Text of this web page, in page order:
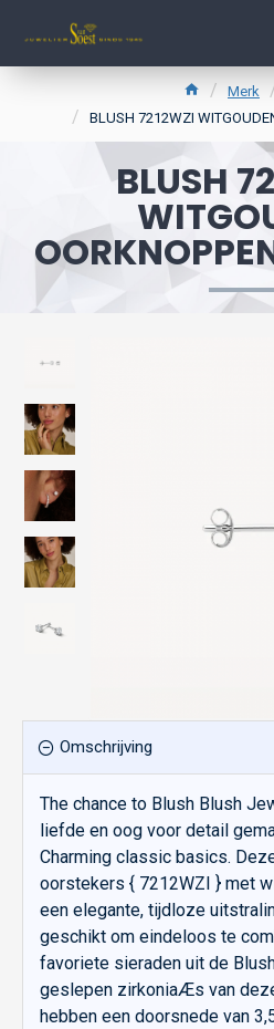
Merk
BLUSH 7212WZI
BLUSH
Omschrijving
The chance to Blush Blush
liefde en oog voor detail
Charming classic basics.
oorstekers { 7212WZI } met
een elegante, tijdloze
geschikt om eindeloos te
favoriete sieraden uit de
geslepen zirkoniaÆs van
hebben een doorsnede van